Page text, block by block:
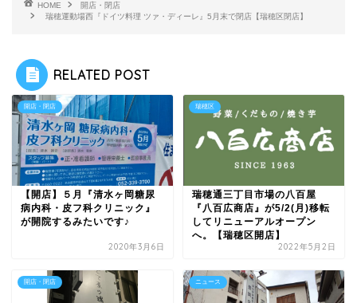
HOME
開店・閉店
瑞穂運動場西『ドイツ料理 ツァ・ディーレ』5月末で閉店【瑞穂区閉店】
RELATED POST
開店・閉店
【開店】５月『清水ヶ岡糖尿
病内科・皮フ科クリニック』
が開院するみたいです♪
2020年3月6日
瑞穂区
瑞穂通三丁目市場の八百屋
『八百広商店』が5/2(月)移転
してリニューアルオープン
へ。【瑞穂区開店】
2022年5月2日
開店・閉店 ニュース